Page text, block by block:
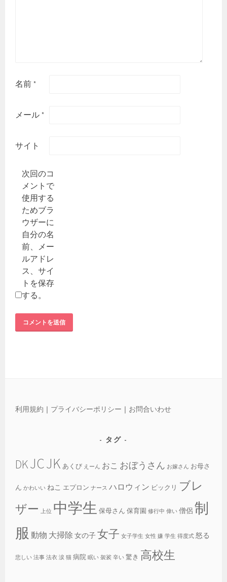
名前 *
メール *
サイト
次回のコ
メントで
使用する
ためブラ
ウザーに
自分の名
前、メー
ルアドレ
ス、サイ
トを保存
する。
利用規約 ｜ プライバシーポリシー ｜ お問合いわせ
タグ
DKJCJK あくび えーん おこ おぼうさん お嫁さん お母さ
ん かわいい ねこ エプロン ナース ハロウィン ビックリ ブレ
ザー 上位 中学生 保母さん 保育園 修行中 偉い 僧侶 制
服 動物 大掃除 女の子女子 女子学生 女性 嫌 学生 得度式 怒る
悲しい 法事 法衣 涙 猫 病院 眠い 袈裟 辛い 驚き 高校生